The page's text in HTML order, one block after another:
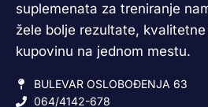
suplemenata za treniranje
žele bolje rezultate,
kupovinu na jednom mestu.
BULEVAR OSLOBOĐENJA 63
064/4142-678